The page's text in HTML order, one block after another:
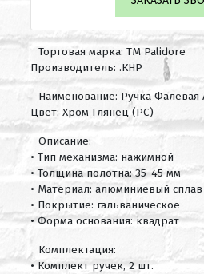
Торговая марка: ТМ Palidore
Производитель: .КНР
Наименование: Ручка
Цвет: Хром Глянец (PC)
Описание:
• Тип механизма: нажимной
• Толщина полотна: 35-45 мм
• Материал: алюминиевый сплав
• Покрытие: гальваническое
• Форма основания: квадрат
Комплектация:
• Комплект ручек, 2 шт.